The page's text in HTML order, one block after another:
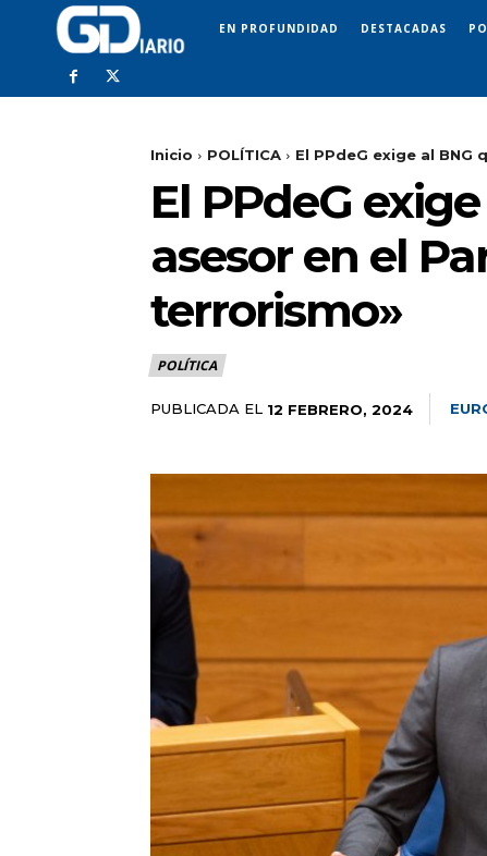
EN PROFUNDIDAD DESTACADAS
Inicio POLÍTICA El PPdeG exige al
El PPdeG
asesor en el
terrorismo»
POLÍTICA
PUBLICADA EL 12 FEBRERO, 2024